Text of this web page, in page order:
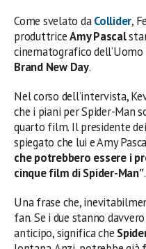
Come svelato daCollider,
produttriceAmy Pascal
cinematografico
Brand New Day.
Nel corso dell’intervista,
che i piani per Spider-Man
quarto film. Il presidente
spiegato che lui e Amy
che potrebbero essere i
cinque film di Spider-Man”.
Una frase che,
fan. Se i due stanno
anticipo, significa che